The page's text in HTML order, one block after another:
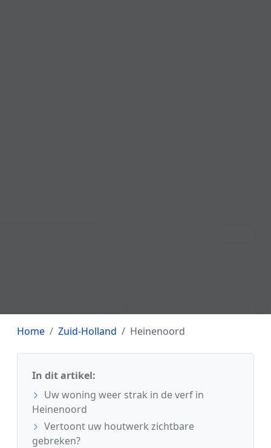
Home Zuid-Holland Heinenoord
In dit artikel:
Uw woning weer strak in de verf in
Heinenoord
Vertoont uw houtwerk zichtbare
gebreken?